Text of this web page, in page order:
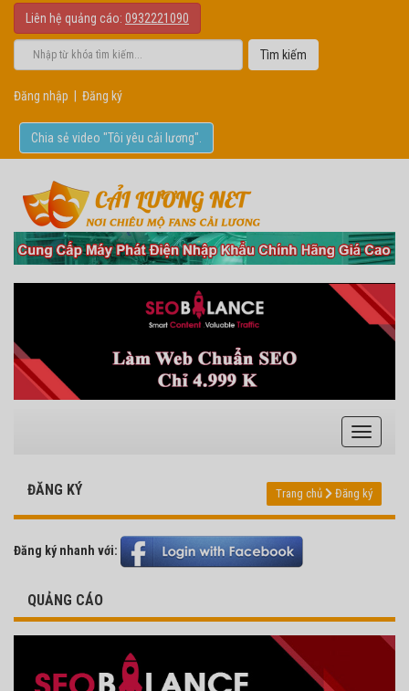
Liên hệ quảng cáo: 0932221090
Đăng nhập Đăng ký
Chia sẻ video "Tôi yêu cải lương".
ĐĂNG KÝ Trang chủ Đăng ký
Đăng ký nhanh với:
QUẢNG CÁO